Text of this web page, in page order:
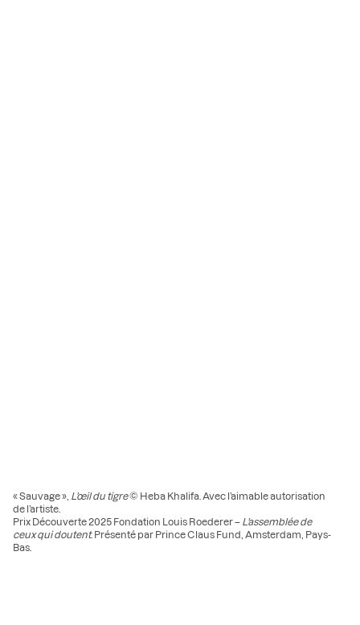
« Sauvage », L’œil du tigre© Heba Khalifa. Avec l’aimable autorisation
de l’artiste.
Prix Découverte 2025 Fondation Louis Roederer – L’assemblée de
ceux qui doutent. Présenté par Prince Claus Fund, Amsterdam, Pays-
Bas.